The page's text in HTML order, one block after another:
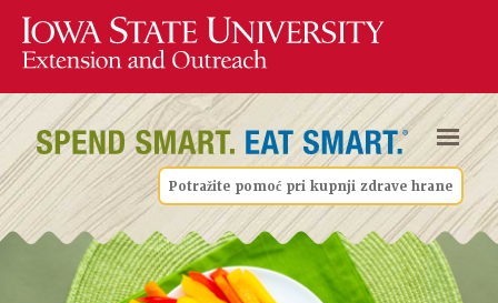
Potražite pomoć pri kupnji zdrave hrane